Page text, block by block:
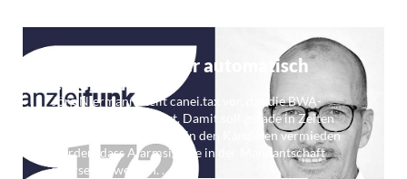
Kf 172: Ausreißer automatisch
erkennen
Jörg Niermann stellt canei.tax vor, das die BWA-
Prüfung automatisiert. Damit soll gerade in Zeiten
der Arbeitsüberlastung in den Kanzleien vermieden
werden, dass Alarmsignale in der Mandantschaft
übersehen werden. …